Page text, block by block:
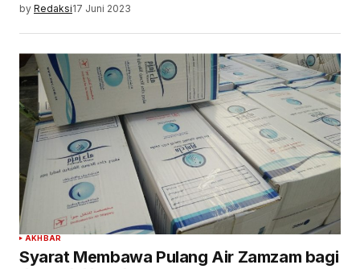
by Redaksi17 Juni 2023
AKHBAR
Syarat Membawa Pulang Air Zamzam bagi